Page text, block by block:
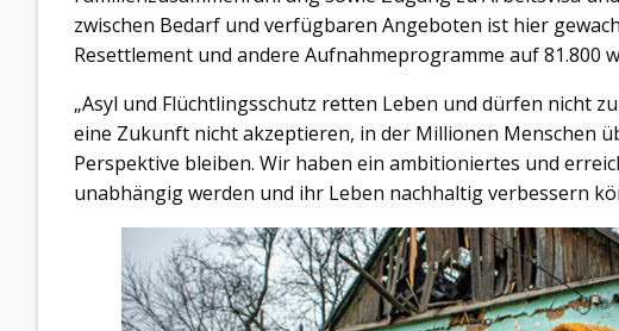
zwischen Bedarf und verfügbaren Angeboten ist hier
Resettlement und andere Aufnahmeprogramme auf 81.800
„Asyl und Flüchtlingsschutz retten Leben und dürfen nicht
eine Zukunft nicht akzeptieren, in der Millionen Menschen
Perspektive bleiben. Wir haben ein ambitioniertes und
unabhängig werden und ihr Leben nachhaltig verbessern